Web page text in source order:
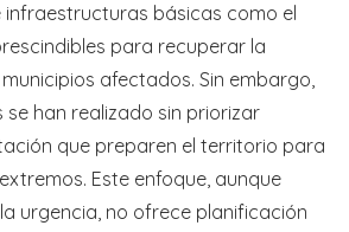
básicas como el
para recuperar la
afectados. Sin embargo,
han realizado sin priorizar
que preparen el territorio para
Este enfoque, aunque
urgencia, no ofrece planificación